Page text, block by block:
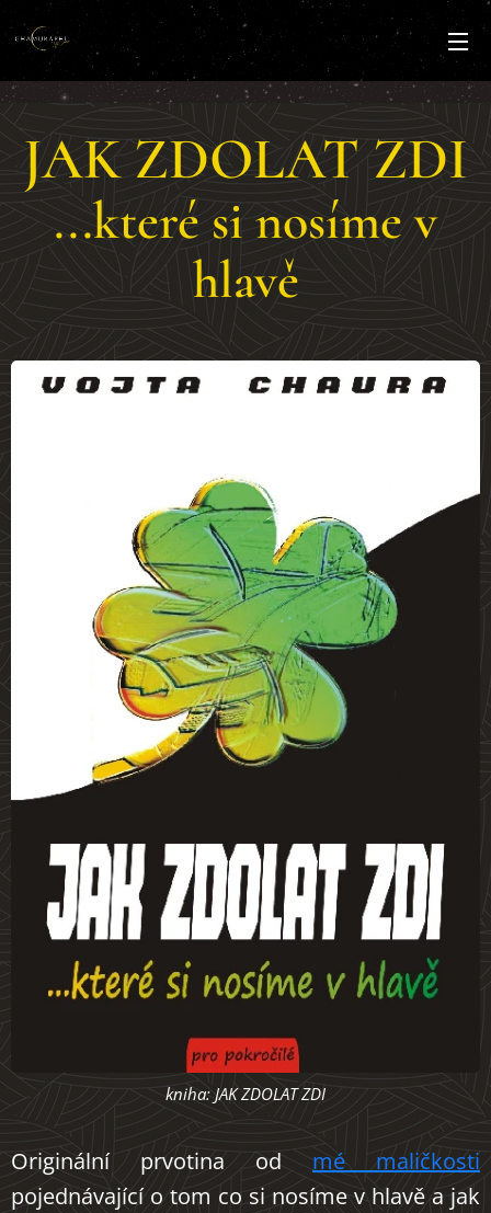
JAK ZDOLAT ZDI
...které si nosíme v
hlavě
kniha: JAK ZDOLAT ZDI
Originální prvotina od mé maličkosti
pojednávající o tom co si nosíme v hlavě a jak